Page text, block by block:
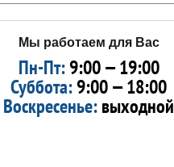
Мы работаем для Вас
Пн-Пт:9:00 — 19:00
Суббота:9:00 — 18:00
Воскресенье:выходной